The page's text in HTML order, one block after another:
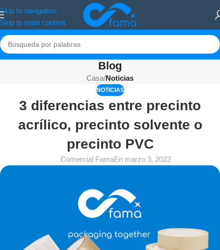
Skip to navigation
Skip to main content
Blog
Casa/Noticias
NOTICIAS
3 diferencias entre precinto
acrílico, precinto solvente o
precinto PVC
Comercial FamaEn marzo 3, 2022